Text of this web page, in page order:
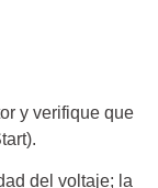
y verifique que
del voltaje; la